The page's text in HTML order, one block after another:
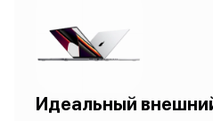
Идеальный